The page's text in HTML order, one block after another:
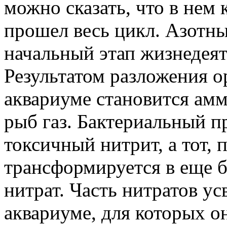
можно сказать, что в нем
прошел весь цикл.
начальный этап
Результатом разложения
аквариуме становится
рыб газ. Бактериальный
токсичный нитрит, а тот,
трансформируется в еще
нитрат. Часть нитратов
аквариуме, для которых